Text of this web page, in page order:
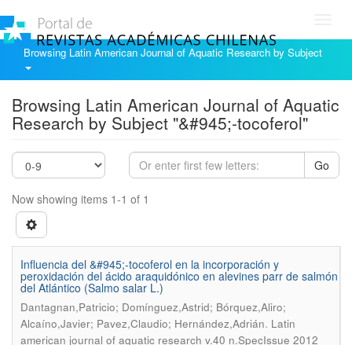
Browsing Latin American Journal of Aquatic Research by Subject
Browsing Latin American Journal of Aquatic
Research by Subject "&#945;-tocoferol"
Go
Now showing items 1-1 of 1
Influencia del &#945;-tocoferol en la incorporación y
peroxidación del ácido araquidónico en alevines parr de salmón
del Atlántico (Salmo salar L.)
Dantagnan,Patricio; Domínguez,Astrid; Bórquez,Aliro;
Alcaíno,Javier; Pavez,Claudio; Hernández,Adrián. Latin
american journal of aquatic research v.40 n.SpecIssue 2012